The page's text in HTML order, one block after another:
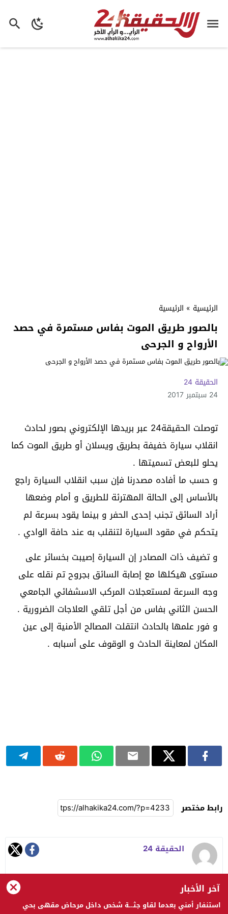
الرئيسية » الرئيسية
بالصور طريق الموت بفاس مستمرة في حصد
الأرواح و الجرحى
الحقيقة 24
24 سبتمبر 2017
توصلت الحقيقة24 عبر بريدها الإلكتروني بصور لحادث
انقلاب سيارة خفيفة بطريق ويسلان أو طريق الموت كما
يحلو للبعض تسميتها .
و حسب ما أفاده مصدرنا فإن سبب انقلاب السيارة راجع
بالأساس إلى الحالة المهترئة للطريق و أمام وضعها
أراد السائق تجنب إحدى الحفر و بينما يقود بسرعة لم
يتحكم في مقود السيارة لتنقلب به عند حافة الوادي .
و تضيف ذات المصادر إن السيارة إصيبت بخسائر على
مستوى هيكلها مع إصابة السائق بجروح تم نقله على
وجه السرعة لمستعجلات المركب الاسشفائي الجامعي
الحسن الثاني بفاس من أجل تلقي العلاجات الضرورية .
و فور علمها بالحادث انتقلت المصالح الأمنية إلى عين
المكان لمعاينة الحادث و الوقوف على أسبابه .
رابط مختصر
الحقيقة 24
آخر الأخبار
استنفار أمني بعدما لقاو جثـ.ـة شخص داخل مرحاض مقهى بحي